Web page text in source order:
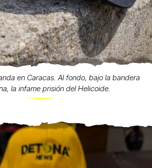
en Caracas. Al fondo, bajo la bandera
la infame prisión del Helicoide.